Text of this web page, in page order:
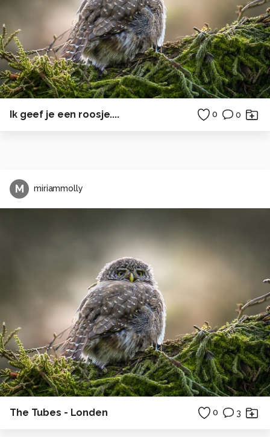
Ik geef je een roosje.... 0 0
M miriammolly
The Tubes - Londen 0 3